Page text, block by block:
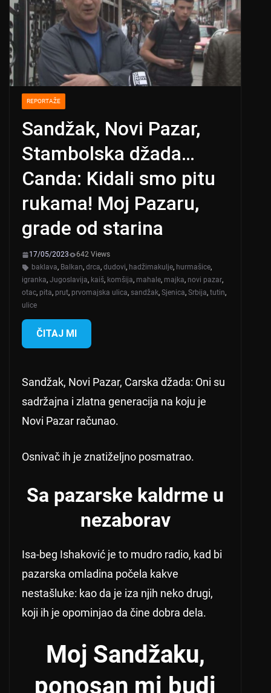
REPORTAŽE
Sandžak, Novi Pazar,
Stambolska džada…
Canda: Kidali smo pitu
rukama! Moj Pazaru,
grade od starina
17/05/2023
642 Views
baklava, Balkan, drca, dudovi, hadžimakulje, hurmašice,
igranka, Jugoslavija, kaiš, komšija, mahale, majka, novi pazar,
otac, pita, prut, prvomajska ulica, sandžak, Sjenica, Srbija, tutin,
ulice
ČITAJ MI
Sandžak, Novi Pazar, Carska džada: Oni su
sadržajna i zlatna generacija na koju je
Novi Pazar računao.
Osnivač ih je znatiželjno posmatrao.
Sa pazarske kaldrme u
nezaborav
Isa-beg Ishaković je to mudro radio, kad bi
pazarska omladina počela kakve
nestašluke: kao da je iza njih neko drugi,
koji ih je opominjao da čine dobra dela.
Moj Sandžaku,
ponosan mi budi